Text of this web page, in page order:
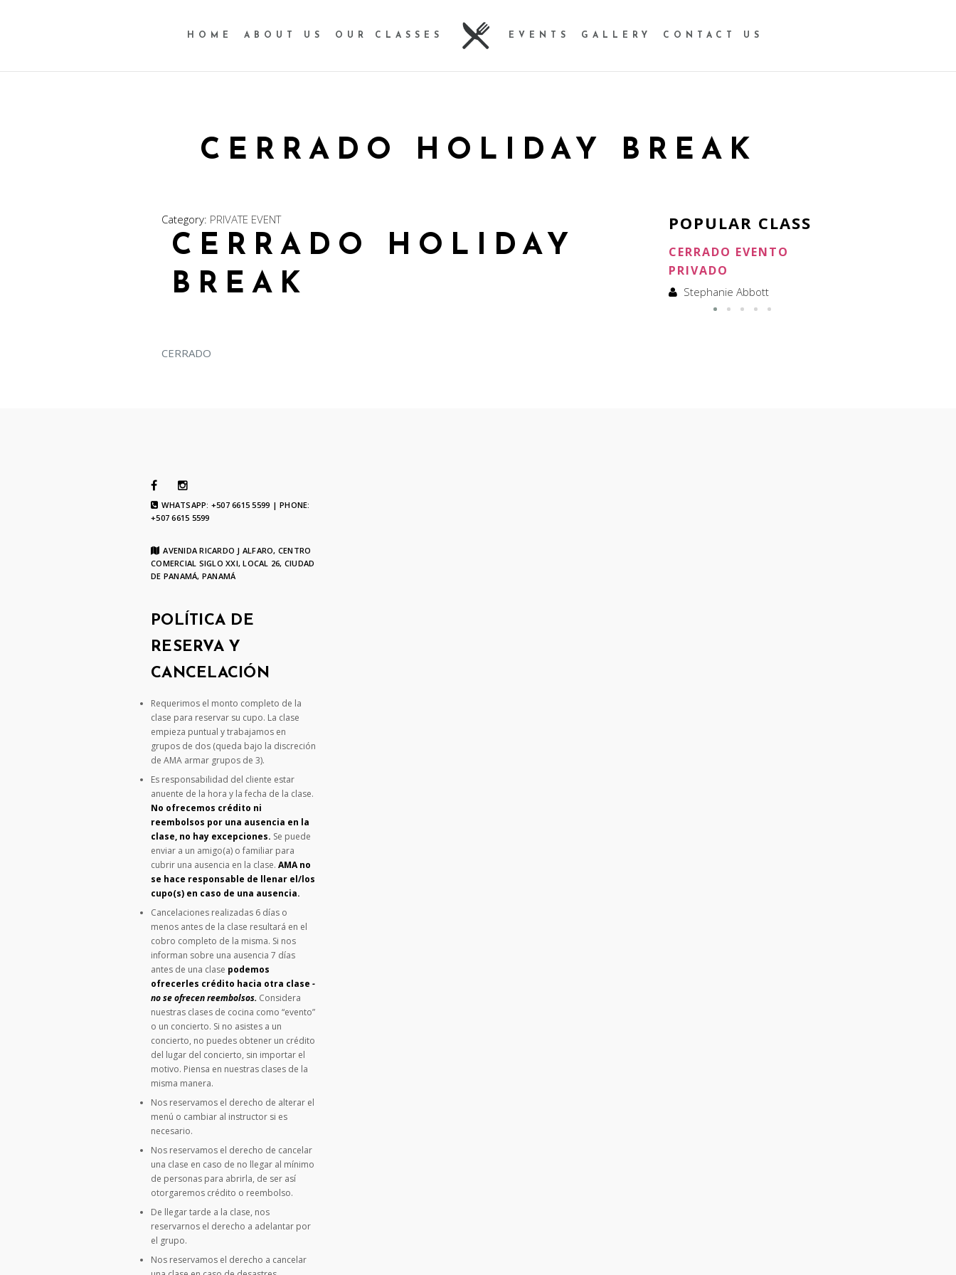
HOME ABOUT US OUR CLASSES EVENTS GALLERY CONTACT US
CERRADO HOLIDAY BREAK
Category: PRIVATE EVENT
CERRADO HOLIDAY
BREAK
CERRADO
POPULAR CLASS
CERRADO EVENTO
PRIVADO
Stephanie Abbott
WHATSAPP: +507 6615 5599 | PHONE:
+507 6615 5599
AVENIDA RICARDO J ALFARO, CENTRO
COMERCIAL SIGLO XXI, LOCAL 26, CIUDAD
DE PANAMÁ, PANAMÁ
POLÍTICA DE
RESERVA Y
CANCELACIÓN
Requerimos el monto completo de la
clase para reservar su cupo. La clase
empieza puntual y trabajamos en
grupos de dos (queda bajo la discreción
de AMA armar grupos de 3).
Es responsabilidad del cliente estar
anuente de la hora y la fecha de la clase.
No ofrecemos crédito ni
reembolsos por una ausencia en la
clase, no hay excepciones. Se puede
enviar a un amigo(a) o familiar para
cubrir una ausencia en la clase. AMA no
se hace responsable de llenar el/los
cupo(s) en caso de una ausencia.
Cancelaciones realizadas 6 días o
menos antes de la clase resultará en el
cobro completo de la misma. Si nos
informan sobre una ausencia 7 días
antes de una clase podemos
ofrecerles crédito hacia otra clase -
no se ofrecen reembolsos. Considera
nuestras clases de cocina como “evento”
o un concierto. Si no asistes a un
concierto, no puedes obtener un crédito
del lugar del concierto, sin importar el
motivo. Piensa en nuestras clases de la
misma manera.
Nos reservamos el derecho de alterar el
menú o cambiar al instructor si es
necesario.
Nos reservamos el derecho de cancelar
una clase en caso de no llegar al mínimo
de personas para abrirla, de ser así
otorgaremos crédito o reembolso.
De llegar tarde a la clase, nos
reservarnos el derecho a adelantar por
el grupo.
Nos reservamos el derecho a cancelar